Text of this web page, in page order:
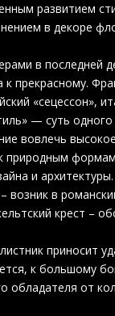
развитием
в декоре
в последней
прекрасному.
«сецессон»,
— суть
вовлечь
природным
и архитектуры.
в
крест –
приносит
к большому
обладателя от